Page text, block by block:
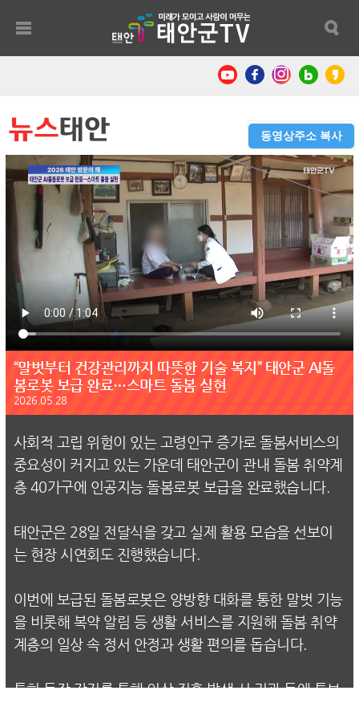
뉴스태안 동영상주소 복사
“말벗부터 건강관리까지 따뜻한 기술 복지” 태안군 AI돌
봄로봇 보급 완료…스마트 돌봄 실현
2026.05.28
사회적 고립 위험이 있는 고령인구 증가로 돌봄서비스의
중요성이 커지고 있는 가운데 태안군이 관내 돌봄 취약계
층 40가구에 인공지능 돌봄로봇 보급을 완료했습니다.
태안군은 28일 전달식을 갖고 실제 활용 모습을 선보이
는 현장 시연회도 진행했습니다.
이번에 보급된 돌봄로봇은 양방향 대화를 통한 말벗 기능
을 비롯해 복약 알림 등 생활 서비스를 지원해 돌봄 취약
계층의 일상 속 정서 안정과 생활 편의를 돕습니다.
특히 동작 감지를 통해 이상 징후 발생 시 기관 등에 통보